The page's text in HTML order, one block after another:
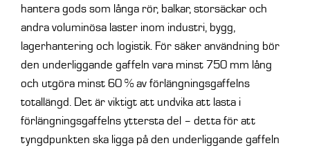
hantera gods som långa rör, balkar, storsäckar och
andra voluminösa laster inom industri, bygg,
lagerhantering och logistik. För säker användning bör
den underliggande gaffeln vara minst 750 mm lång
och utgöra minst 60 % av förlängningsgaffelns
totallängd. Det är viktigt att undvika att lasta i
förlängningsgaffelns yttersta del – detta för att
tyngdpunkten ska ligga på den underliggande gaffeln